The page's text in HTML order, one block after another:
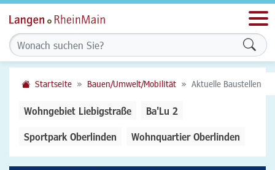
Startseite Bauen/Umwelt/Mobilität Aktuelle Baustellen
Wohngebiet Liebigstraße Ba'Lu 2
Sportpark Oberlinden Wohnquartier Oberlinden